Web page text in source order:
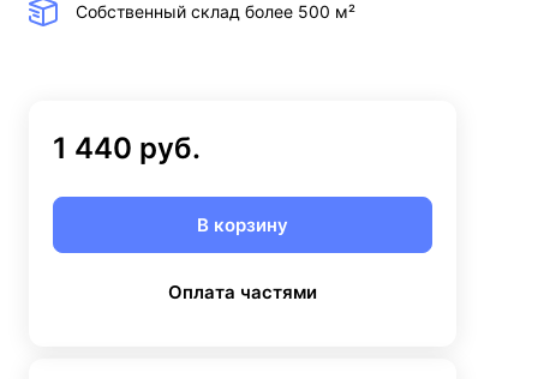
Собственный склад более 500 м²
1 440 руб.
В корзину
Оплата частями